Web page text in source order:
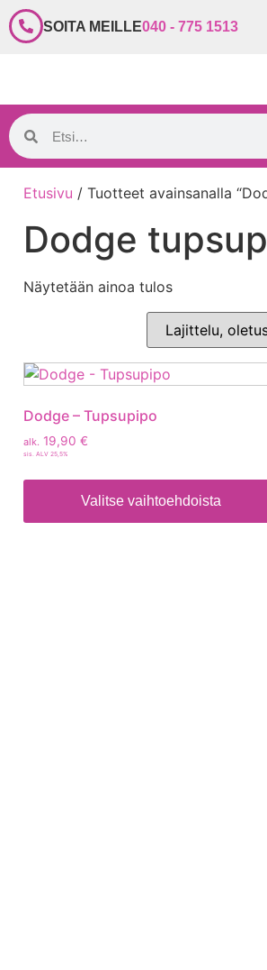
SOITA MEILLE040 - 775 1513
Etusivu / Tuotteet avainsanalla
Dodge
Näytetään ainoa tulos
Dodge – Tupsupipo
alk. 19,90 €
sis. ALV 25,5%
Valitse vaihtoehdoista